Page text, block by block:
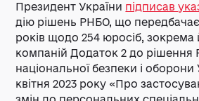
Президент України підписав
дію рішень РНБО, що передбачає
років щодо 254 юросіб, зокрема
компаній Додаток 2 до рішення
національної безпеки і оборони
квітня 2023 року «Про